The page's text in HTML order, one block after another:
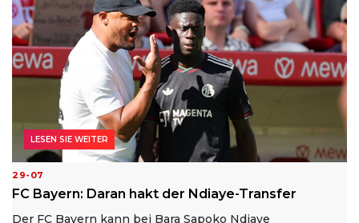
29-07
FC Bayern: Daran hakt der Ndiaye-Transfer
Der FC Bayern kann bei Bara Sapoko Ndiaye
LESEN SIE WEITER